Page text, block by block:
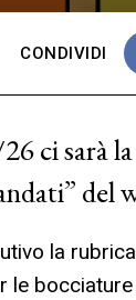
CONDIVIDI
ci sarà
del
la
le